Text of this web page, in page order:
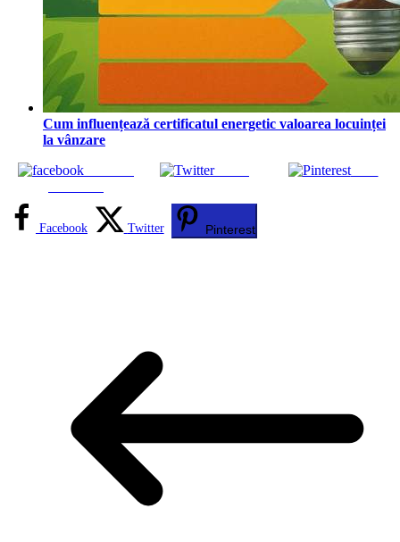
Cum influențează certificatul energetic valoarea locuinței
la vânzare
Tweet Save
Facebook Twitter Pinterest